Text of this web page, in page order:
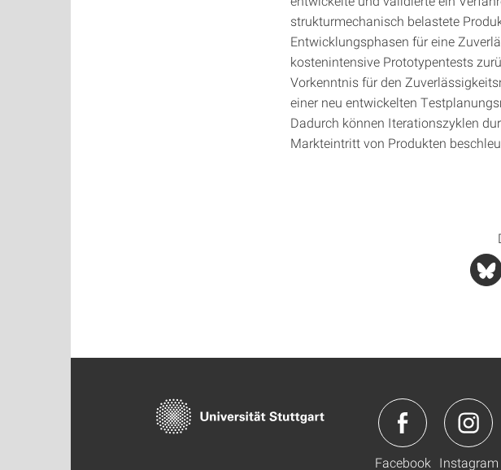
strukturmechanisch belastete
Entwicklungsphasen für eine
kostenintensive Prototypentests
Vorkenntnis für den
einer neu entwickelten
Dadurch können Iterationszyklen
Markteintritt von Produkten
Facebook Instagram